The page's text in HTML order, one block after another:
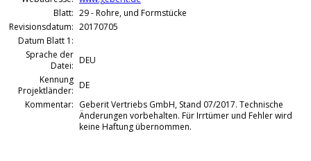
Blatt: 29 - Rohre, und Formstücke
Revisionsdatum: 20170705
Datum Blatt 1:
Sprache der
Datei: DEU
Kennung
Projektländer: DE
Kommentar: Geberit Vertriebs GmbH, Stand 07/2017. Technische
Änderungen vorbehalten. Für Irrtümer und Fehler wird
keine Haftung übernommen.